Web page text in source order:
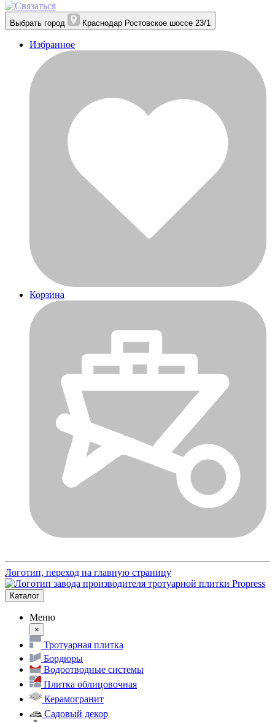
Выбрать город Краснодар Ростовское шоссе 23/1
Избранное
Корзина
Логотип, переход на главную страницу
Каталог
Меню
×
Тротуарная плитка
Бордюры
Водоотводные системы
Плитка облицовочная
Керамогранит
Садовый декор